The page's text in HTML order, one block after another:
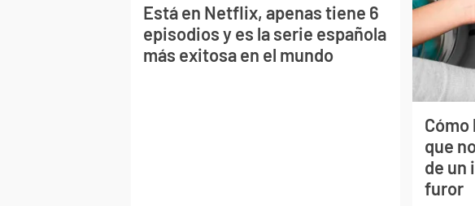
Está en Netflix, apenas tiene 6
episodios y es la serie española
más exitosa en el mundo
Cómo
que
de un
furor